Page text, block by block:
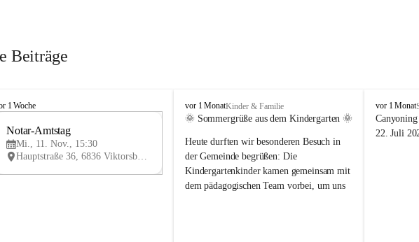
Beiträge
1 Woche
V
Notar-Amtstag
Mi., 11. Nov., 15:30
Hauptstraße 36, 6836 Viktorsberg, AUT
V
i
t
o
r
s
vor 1 MonatKinder & Familie
🌞 Sommergrüße aus dem Kindergarten 🌞
Heute durften wir besonderen Besuch in
der Gemeinde begrüßen: Die
Kindergartenkinder kamen gemeinsam mit
dem pädagogischen Team vorbei, um uns
V
i
k
vor 1 Monat
22. Juli